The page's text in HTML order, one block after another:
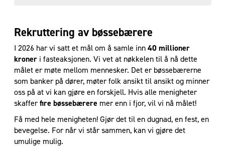
Rekruttering av bøssebærere
I 2026 har vi satt et mål om å samle inn40 millioner
kroneri fasteaksjonen. Vi vet at nøkkelen til å nå dette
målet er møte mellom mennesker. Det er bøssebærerne
som banker på dører, møter folk ansikt til ansikt og minner
oss på at vi kan gjøre en forskjell. Hvis alle menigheter
skafferfire bøssebærere mer enn i fjor, vil vi nå målet!
Få med hele menigheten! Gjør det til en dugnad, en fest, en
bevegelse. For når vi står sammen, kan vi gjøre det
umulige mulig.